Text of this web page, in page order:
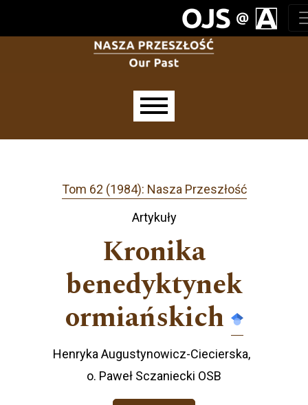
Tom 62 (1984): Nasza Przeszłość
Artykuły
Kronika
benedyktynek
ormiańskich
Henryka Augustynowicz-Ciecierska
o. Paweł Sczaniecki OSB